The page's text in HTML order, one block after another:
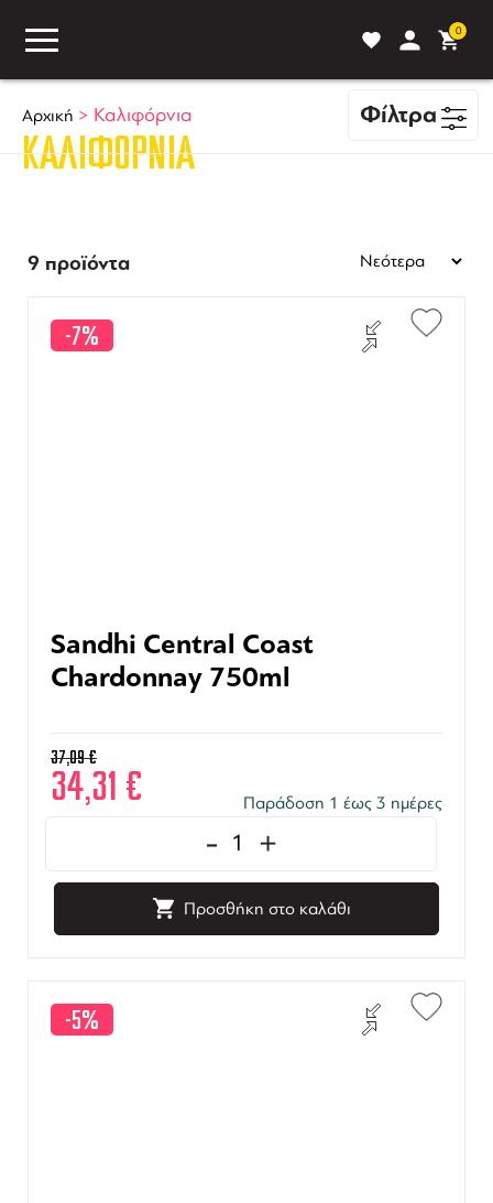
0
Αρχική > Καλιφόρνια Φίλτρα
ΚΑΛΙΦΌΡΝΙΑ
9 προϊόντα
-7%
Sandhi Central Coast
Chardonnay 750ml
37,09€
34,31 € Παράδοση 1 έως 3 ημέρες
- +
Προσθήκη στο καλάθι
-5%